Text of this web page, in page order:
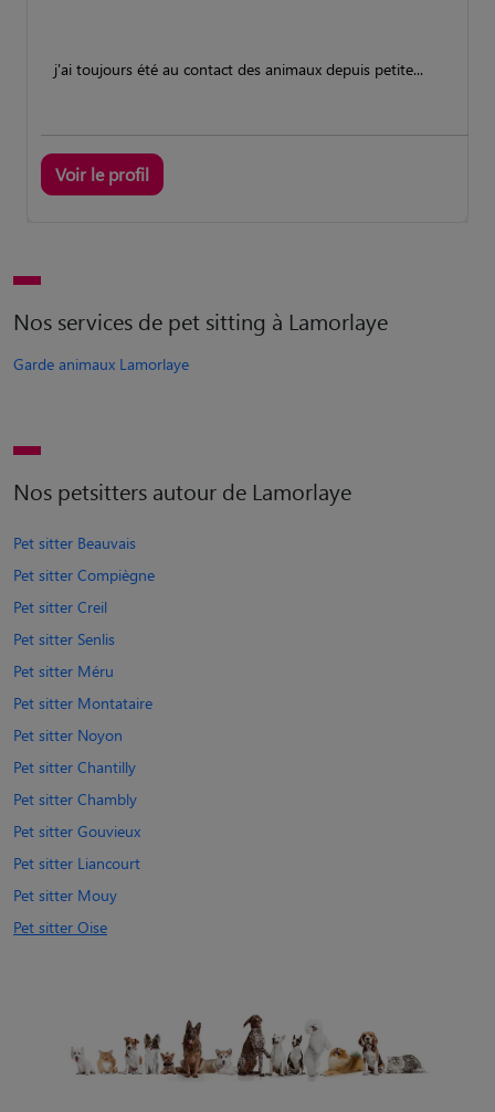
j'ai toujours été au contact des animaux depuis petite...
Voir le profil
Nos services de pet sitting à Lamorlaye
Garde animaux Lamorlaye
Nos petsitters autour de Lamorlaye
Pet sitter Beauvais
Pet sitter Compiègne
Pet sitter Creil
Pet sitter Senlis
Pet sitter Méru
Pet sitter Montataire
Pet sitter Noyon
Pet sitter Chantilly
Pet sitter Chambly
Pet sitter Gouvieux
Pet sitter Liancourt
Pet sitter Mouy
Pet sitter Oise